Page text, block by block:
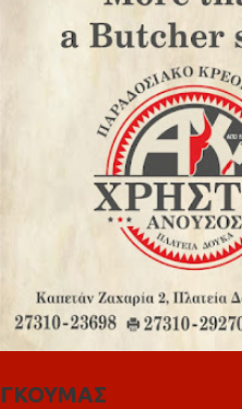
ΓΚΟΥΜΑΣ